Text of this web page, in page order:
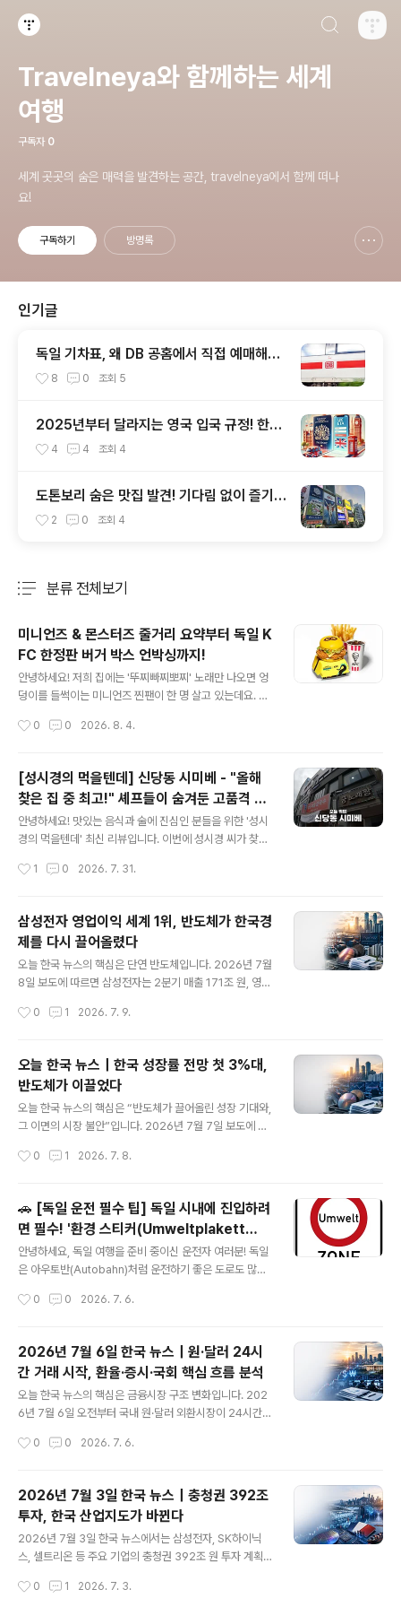
Travelneya와 함께하는 세계
여행
구독자 0
세계 곳곳의 숨은 매력을 발견하는 공간, travelneya에서 함께 떠나
요!
구독하기 방명록
인기글
독일 기차표, 왜 DB 공홈에서 직접 예매해야
할까?
8 0 조회 5
2025년부터 달라지는 영국 입국 규정! 한국
인이라면 꼭 알아야 할 ETA 신청법
4 4 조회 4
도톤보리 숨은 맛집 발견! 기다림 없이 즐기는
오사카 오코노미야키, 톤베 🎉
2 0 조회 4
분류 전체보기
미니언즈 & 몬스터즈 줄거리 요약부터 독일 K
FC 한정판 버거 박스 언박싱까지!
안녕하세요! 저희 집에는 '뚜찌빠찌뽀찌' 노래만 나오면 엉
덩이를 들썩이는 미니언즈 찐팬이 한 명 살고 있는데요. 💛
다는 소식에 서둘러 극장 나들이를 다녀왔습니다!매번 예
전부터 기대가 엄청났답니다. 팝콘 한 통 꽉 채워 품에 안고
스크린 앞에 앉아있던 저희 집 미니언즈 광팬의 눈빛이 얼
마나 반짝이던지! ✨​과연 이번 영화는 기대만큼 우리를 빵
터지게 만들었을까요? 직접 보고 온 생생한 찐 후기와 놓치
🎬 어떤 내용일까?이번 신작 는 예고편에서부터 미니언들
0 0 2026. 8. 4.
[성시경의 먹을텐데] 신당동 시미베 - "올해
찾은 집 중 최고!" 셰프들이 숨겨둔 고품격 일
식 요리주점
안녕하세요! 맛있는 음식과 술에 진심인 분들을 위한 '성시
경의 먹을텐데' 최신 리뷰입니다. 이번에 성시경 씨가 찾은
에 위치한 일식 요리주점 ‘시미베(SIMIBE)’입니다.​유명 셰
고 모이는 아지트 같은 곳인데요. 성시경 씨는 방송 내내
"올해 찾은 맛집 중 단연 가장 깜짝 놀란 집", "솔직한 마음
으로 내가 돈을 대서라도 같이 차리고 싶다"며 엄청난 흥분
과 찬사를 아끼지 않았습니다. 요리에 미친 두 셰프님의 내
공이 느껴지는 이곳, 파트별로 생생하게 소개해 드릴게요!​
동 건물 2층에 위치한 '시미베'는 단순히 흔한 이자카야라
1 0 2026. 7. 31.
삼성전자 영업이익 세계 1위, 반도체가 한국경
제를 다시 끌어올렸다
오늘 한국 뉴스의 핵심은 단연 반도체입니다. 2026년 7월
8일 보도에 따르면 삼성전자는 2분기 매출 171조 원, 영업
서는 수준의 실적을 냈습니다. MBC는 이를 “석 달 동안 매
기록했다는 소식도 나왔습니다. 연합뉴스TV는 수출이 94
3억 달러로 전년 대비 60% 넘게 증가했고, 경상수지가 역
대 1위 흑자를 냈다고 전했습니다. 반면 부동산 시장에서는
7월 말 세제 개편을 앞두고 보유세와 거래세 조정 가능성
“반도체가 경제 지표를 끌어올렸지만, 자산시장과 세금 정
0 1 2026. 7. 9.
오늘 한국 뉴스｜한국 성장률 전망 첫 3%대,
반도체가 이끌었다
오늘 한국 뉴스의 핵심은 “반도체가 끌어올린 성장 기대와,
그 이면의 시장 불안”입니다. 2026년 7월 7일 보도에 따
성장률 전망 평균이 처음으로 3.0%에 도달했습니다. 반도
위축이 함께 나타났고, 정부는 7월 말 부동산 세제 개편안
발표를 예고했습니다. 즉 오늘의 한국 뉴스는 “성장 기대는
커졌지만, 자산시장과 생활경제의 불확실성은 여전히 높
다”는 한 문장으로 정리할 수 있습니다.해외 IB, 한국 성장
면, 6월 말 기준 해외 주요 투자은행 8곳의 올해 한국 실질
0 1 2026. 7. 8.
🚗 [독일 운전 필수 팁] 독일 시내에 진입하려
면 필수! '환경 스티커(Umweltplakett
e)'의 모든 것
안녕하세요, 독일 여행을 준비 중이신 운전자 여러분! 독일
은 아우토반(Autobahn)처럼 운전하기 좋은 도로도 많지
환경 규제가 있습니다. 바로 '움벨트플라케테(Umweltpla
니다.​독일에서 처음 운전하시는 분들을 위해 원문 내용을
바탕으로 상세한 가이드를 정리해 드립니다!​📌 핵심 요약
– 이것만은 꼭 기억하세요!독일 내 거의 모든 환경구역(U
mweltzone)은 '녹색 스티커(Grüne Plakette)'가 있어
들여온 차량)도 예외 없이 환경 스티커를 부착해야 합니다..
0 0 2026. 7. 6.
2026년 7월 6일 한국 뉴스｜원·달러 24시
간 거래 시작, 환율·증시·국회 핵심 흐름 분석
오늘 한국 뉴스의 핵심은 금융시장 구조 변화입니다. 202
6년 7월 6일 오전부터 국내 원·달러 외환시장이 24시간
이 크게 달라지는 첫날을 맞았습니다. 정부는 이를 “원화의
첫날 원·달러 환율은 1530원대에서 움직였고, 코스피는
상승 출발 후 8000선을 오르내리는 변동성을 보였습니다.
정치권에서는 7월 임시국회가 시작됐지만 여야 대치로 ‘반
쪽 국회’ 우려가 커졌습니다.원·달러 외환시장 24시간 개
이 24시간 운영 체제로 바뀌었습니다. 기존에는 오전 9시
0 0 2026. 7. 6.
2026년 7월 3일 한국 뉴스｜충청권 392조
투자, 한국 산업지도가 바뀐다
2026년 7월 3일 한국 뉴스에서는 삼성전자, SK하이닉
스, 셀트리온 등 주요 기업의 충청권 392조 원 투자 계획
오, 지역균형발전 관점에서 이번 발표가 한국 경제에 미칠
0 1 2026. 7. 3.